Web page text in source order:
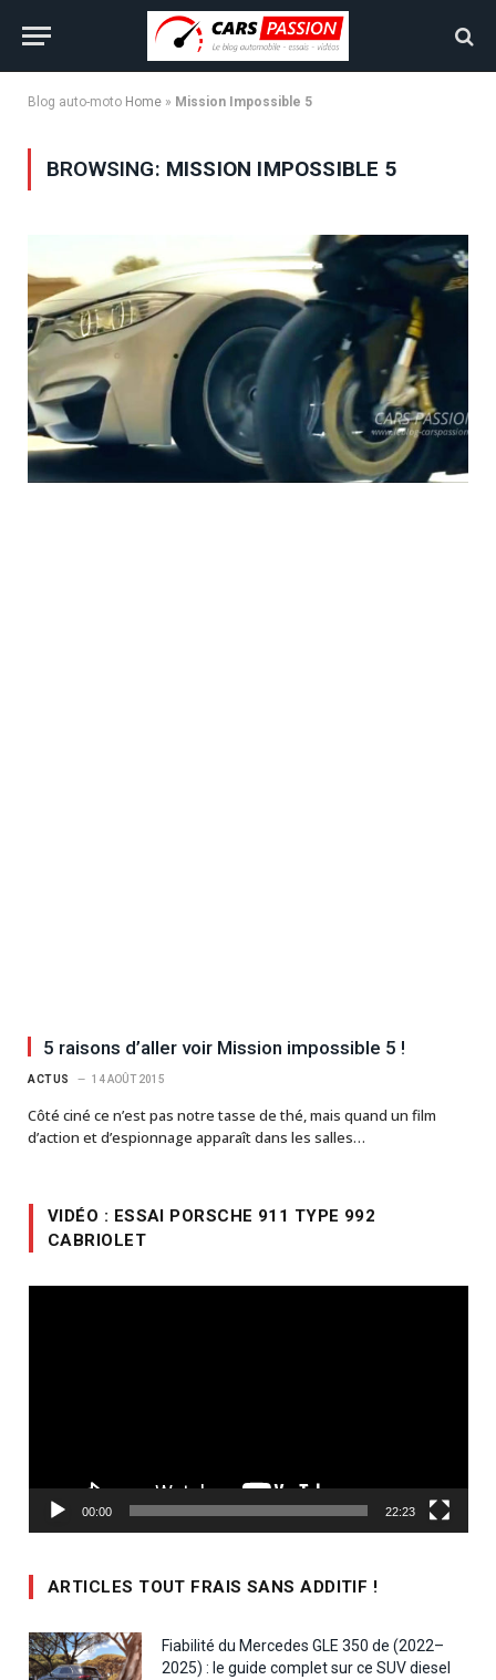
Blog auto-moto Home » Mission Impossible 5
BROWSING: MISSION IMPOSSIBLE 5
5 raisons d’aller voir Mission impossible 5 !
ACTUS 14 AOÛT 2015
Côté ciné ce n’est pas notre tasse de thé, mais quand un film
d’action et d’espionnage apparaît dans les salles…
VIDÉO : ESSAI PORSCHE 911 TYPE 992
CABRIOLET
00:00 22:23
ARTICLES TOUT FRAIS SANS ADDITIF !
Fiabilité du Mercedes GLE 350 de (2022–
2025) : le guide complet sur ce SUV diesel